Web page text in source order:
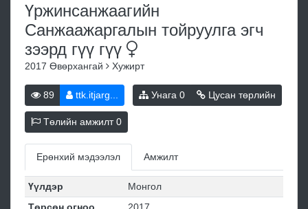
Үржинсанжаагийн
Санжаажаргалын тойруулга эгч
зээрд гүү гүү
2017 Өвөрхангай Хужирт
89 ttk.itjarg... Унага 0 Цусан төрлийн
Төлийн амжилт0
Ерөнхий мэдээлэл Амжилт
Үүлдэр
Монгол
Төрсөн огноо
2017..